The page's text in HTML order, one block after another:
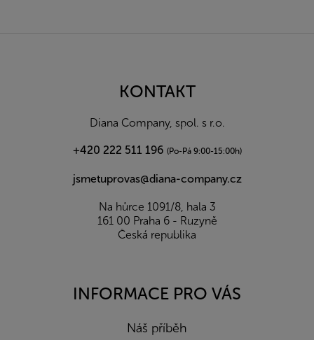
KONTAKT
Diana Company, spol. s r.o.
+420 222 511 196 (Po-Pá 9:00-15:00h)
jsmetuprovas@diana-company.cz
Na hůrce 1091/8, hala 3
161 00 Praha 6 - Ruzyně
Česká republika
INFORMACE PRO VÁS
Náš příběh